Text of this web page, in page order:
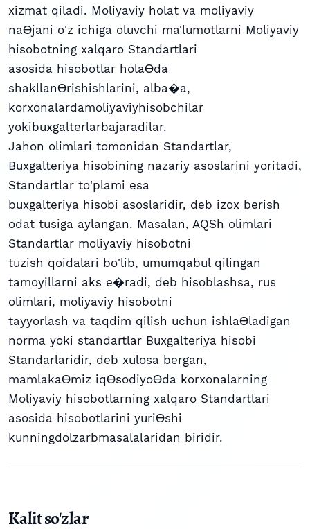
xizmat qiladi. Moliyaviy holat va moliyaviy
naƟjani o'z ichiga oluvchi ma'lumotlarni Moliyaviy
hisobotning xalqaro Standartlari
asosida hisobotlar holaƟda
shakllanƟrishishlarini, alba�a,
korxonalardamoliyaviyhisobchilar
yokibuxgalterlarbajaradilar.
Jahon olimlari tomonidan Standartlar,
Buxgalteriya hisobining nazariy asoslarini yoritadi,
Standartlar to'plami esa
buxgalteriya hisobi asoslaridir, deb izox berish
odat tusiga aylangan. Masalan, AQSh olimlari
Standartlar moliyaviy hisobotni
tuzish qoidalari bo'lib, umumqabul qilingan
tamoyillarni aks e�radi, deb hisoblashsa, rus
olimlari, moliyaviy hisobotni
tayyorlash va taqdim qilish uchun ishlaƟladigan
norma yoki standartlar Buxgalteriya hisobi
Standarlaridir, deb xulosa bergan,
mamlakaƟmiz iqƟsodiyoƟda korxonalarning
Moliyaviy hisobotlarning xalqaro Standartlari
asosida hisobotlarini yuriƟshi
kunningdolzarbmasalalaridan biridir.
Kalit so'zlar